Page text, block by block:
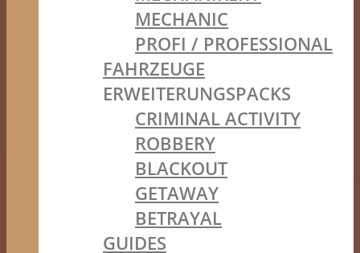
MECHANIC
PROFI / PROFESSIONAL
FAHRZEUGE
ERWEITERUNGSPACKS
CRIMINAL ACTIVITY
ROBBERY
BLACKOUT
GETAWAY
BETRAYAL
GUIDES